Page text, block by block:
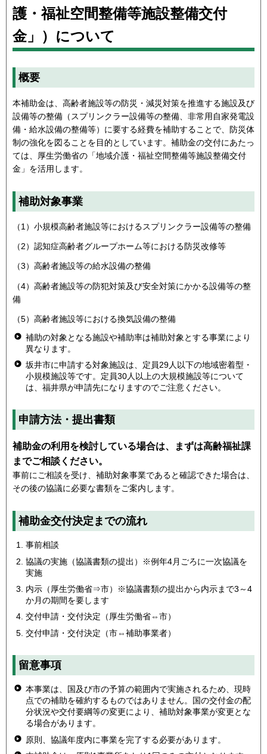
護・福祉空間整備等施設整備交付
金」）について
概要
本補助金は、高齢者施設等の防災・減災対策を推進する施設及び
設備等の整備（スプリンクラー設備等の整備、非常用自家発電設
備・給水設備の整備等）に要する経費を補助することで、防災体
制の強化を図ることを目的としています。補助金の交付にあたっ
ては、厚生労働省の「地域介護・福祉空間整備等施設整備交付
金」を活用します。
補助対象事業
（1）小規模高齢者施設等におけるスプリンクラー設備等の整備
（2）認知症高齢者グループホーム等における防災改修等
（3）高齢者施設等の給水設備の整備
（4）高齢者施設等の防犯対策及び安全対策にかかる設備等の整
備
（5）高齢者施設等における換気設備の整備
補助の対象となる施設や補助率は補助対象とする事業により
異なります。
坂井市に申請する対象施設は、定員29人以下の地域密着型・
小規模施設等です。定員30人以上の大規模施設等について
は、福井県が申請先になりますのでご注意ください。
申請方法・提出書類
補助金の利用を検討している場合は、まずは高齢福祉課
までご相談ください。
事前にご相談を受け、補助対象事業であると確認できた場合は、
その後の協議に必要な書類をご案内します。
補助金交付決定までの流れ
事前相談
協議の実施（協議書類の提出）※例年4月ごろに一次協議を
実施
内示（厚生労働省⇒市）※協議書類の提出から内示まで3～4
か月の期間を要します
交付申請・交付決定（厚生労働省⇔市）
交付申請・交付決定（市⇔補助事業者）
留意事項
本事業は、国及び市の予算の範囲内で実施されるため、現時
点での補助を確約するものではありません。国の交付金の配
分状況や交付要綱等の変更により、補助対象事業が変更とな
る場合があります。
原則、協議年度内に事業を完了する必要があります。